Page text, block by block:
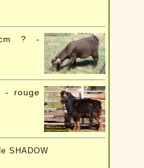
? -
- rouge
SHADOW